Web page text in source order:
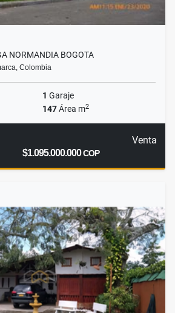
NORMANDIA BOGOTA
Colombia
1 Garaje
147Área m2
Venta
$1.095.000.000COP